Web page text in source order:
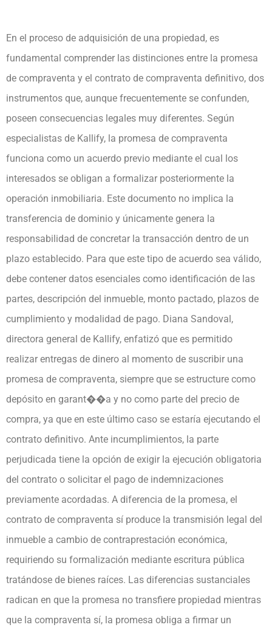
En el proceso de adquisición de una propiedad, es
fundamental comprender las distinciones entre la promesa
de compraventa y el contrato de compraventa definitivo, dos
instrumentos que, aunque frecuentemente se confunden,
poseen consecuencias legales muy diferentes. Según
especialistas de Kallify, la promesa de compraventa
funciona como un acuerdo previo mediante el cual los
interesados se obligan a formalizar posteriormente la
operación inmobiliaria. Este documento no implica la
transferencia de dominio y únicamente genera la
responsabilidad de concretar la transacción dentro de un
plazo establecido. Para que este tipo de acuerdo sea válido,
debe contener datos esenciales como identificación de las
partes, descripción del inmueble, monto pactado, plazos de
cumplimiento y modalidad de pago. Diana Sandoval,
directora general de Kallify, enfatizó que es permitido
realizar entregas de dinero al momento de suscribir una
promesa de compraventa, siempre que se estructure como
depósito en garant��a y no como parte del precio de
compra, ya que en este último caso se estaría ejecutando el
contrato definitivo. Ante incumplimientos, la parte
perjudicada tiene la opción de exigir la ejecución obligatoria
del contrato o solicitar el pago de indemnizaciones
previamente acordadas. A diferencia de la promesa, el
contrato de compraventa sí produce la transmisión legal del
inmueble a cambio de contraprestación económica,
requiriendo su formalización mediante escritura pública
tratándose de bienes raíces. Las diferencias sustanciales
radican en que la promesa no transfiere propiedad mientras
que la compraventa sí, la promesa obliga a firmar un